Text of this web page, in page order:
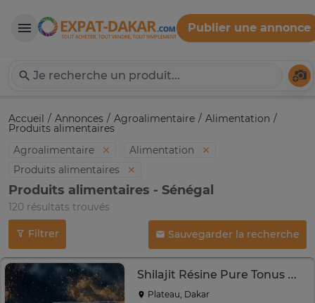
Expat-Dakar
Publier une annonce
Accueil Annonces Agroalimentaire Alimentation
Produits alimentaires
Agroalimentaire
Alimentation
Produits alimentaires
Produits alimentaires - Sénégal
120 résultats trouvés
Filtrer Sauvegarder la recherche
Shilajit Résine Pure Tonus Naturelle
Plateau, Dakar